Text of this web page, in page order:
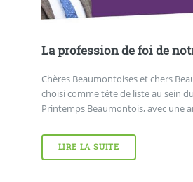
La profession de foi de
Chères Beaumontoises et chers
choisi comme tête de liste au sein
Printemps Beaumontois, avec une
LIRE LA SUITE